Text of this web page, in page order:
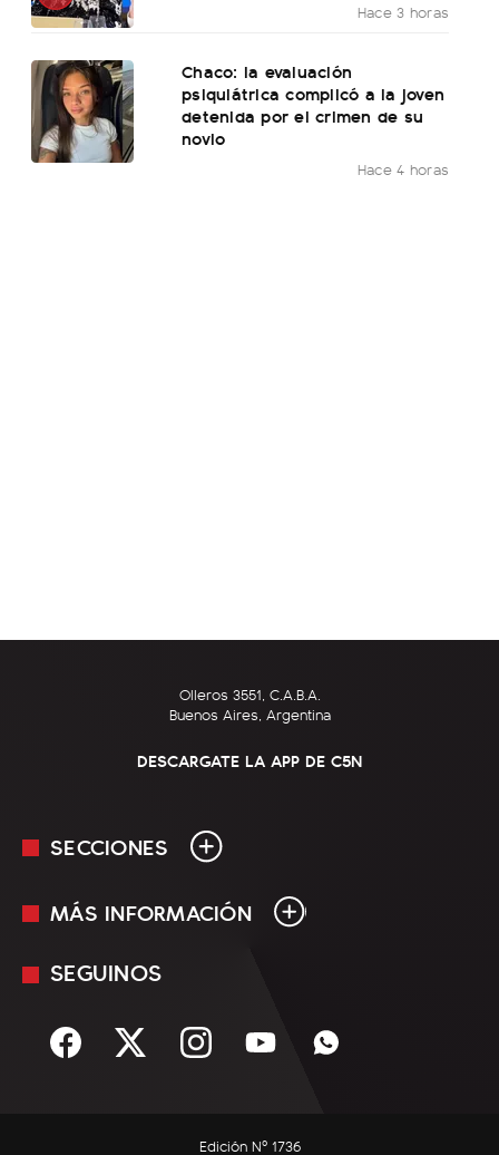
Hace 3 horas
Chaco: la evaluación
psiquiátrica complicó a la joven
detenida por el crimen de su
novio
Hace 4 horas
Olleros 3551, C.A.B.A.
Buenos Aires, Argentina
DESCARGATE LA APP DE C5N
SECCIONES
En Vivo
Sociedad
MÁS INFORMACIÓN
Mediakit
Términos y condiciones
SEGUINOS
Edición Nº 1736